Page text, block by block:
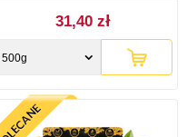
31,40 zł
500g